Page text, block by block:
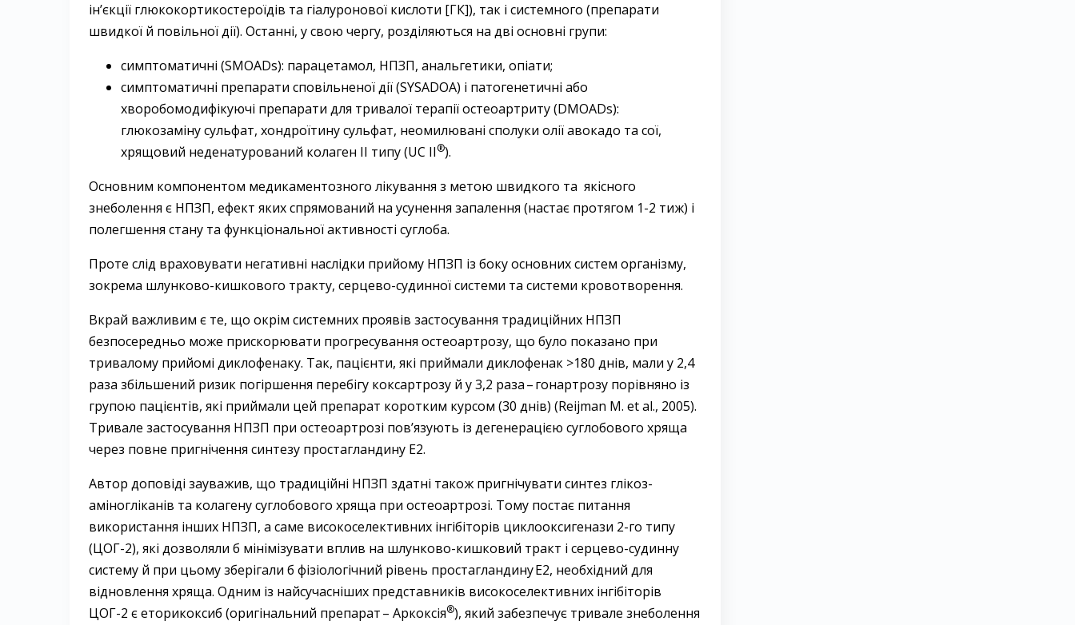
ін’єкції глюкокортикостероїдів та гіалуронової кислоти [ГК]), так і системного (препарати
швидкої й повільної дії). Останні, у свою чергу, розділяються на дві основні групи:
симптоматичні (SMOADs): парацетамол, НПЗП, анальгетики, опіати;
симптоматичні препарати сповільненої дії (SYSADOA) і патогенетичні або
хворобомодифікуючі препарати для тривалої терапії остео­артриту (DMOADs):
глюкозаміну сульфат, хондроїтину сульфат, неомилювані сполуки олії авокадо та сої,
хрящовий неденатурований колаген II типу (UC ІІ®).
Основним компонентом медикаментозного лікування з метою швидкого та якісного
знеболення є НПЗП, ефект яких спрямований на усунення запалення (настає протягом 1­-2 тиж) і
полегшення стану та функціональної активності суглоба.
Проте слід враховувати негативні наслідки прийому НПЗП із боку основних систем орга­нізму,
зокрема шлунково­-кишкового тракту, серцево-­судинної системи та системи кровотворення.
Вкрай важливим є те, що окрім системних проявів застосування традиційних НПЗП
безпосередньо може прискорювати прогресування остеоартрозу, що було показано при
тривалому прийомі диклофенаку. Так, пацієнти, які прий­мали диклофенак >180 днів, мали у 2,4
раза збільшений ризик погіршення перебігу кокс­артрозу й у 3,2 раза – гонартрозу порівняно із
групою пацієнтів, які приймали цей препарат коротким курсом (30 днів) (Reijman M. et al., 2005).
Тривале застосування НПЗП при остео­артрозі пов’язують із дегенерацією суглобового хряща
через повне пригнічення синтезу проста­гландину E2.
Автор доповіді зауважив, що традиційні НПЗП здатні також пригнічувати синтез глікоз­
аміногліканів та колагену суглобового хряща при остеоартрозі. Тому постає питання
використання інших НПЗП, а саме високо­селективних інгібіторів циклооксигенази 2­-го типу
(ЦОГ-2), які дозволяли б мінімізувати вплив на шлунково-­кишковий тракт і серцево-­судинну
систему й при цьому зберігали б фізіологічний рівень простагландину Е2, необхідний для
відновлення хряща. Одним із найсучасніших представників ­високоселективних інгібіторів
ЦОГ-2 є еторикоксиб (оригінальний ­препарат – Аркоксія®), який забезпечує тривале знебо­лення